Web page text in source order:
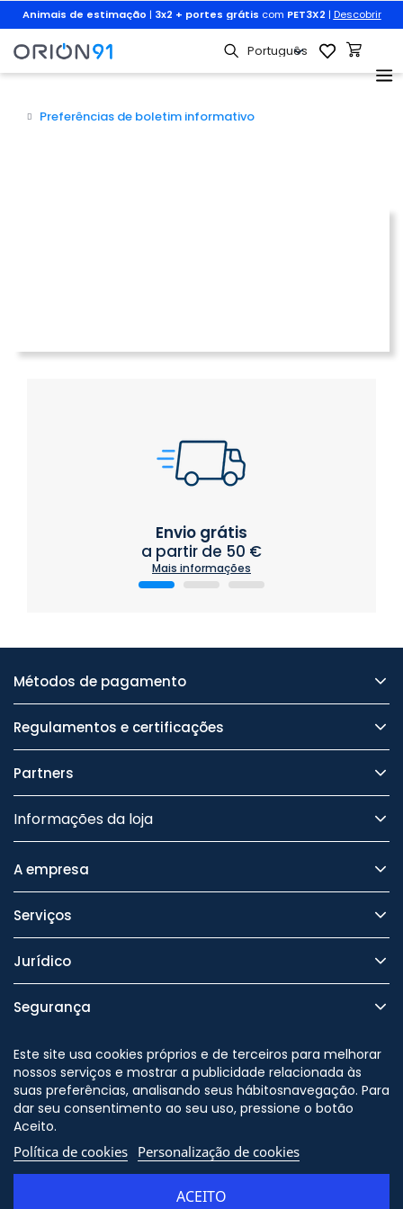
Animais de estimação | 3x2 + portes grátis com PET3X2 | Descobrir
Preferências de boletim informativo
Envio grátis
a partir de 50 €
Mais informações
Métodos de pagamento
Regulamentos e certificações
Partners
Informações da loja
A empresa
Serviços
Jurídico
Segurança
Este site usa cookies próprios e de terceiros para melhorar
nossos serviços e mostrar a publicidade relacionada às
suas preferências, analisando seus hábitosnavegação. Para
dar seu consentimento ao seu uso, pressione o botão
Aceito.
Política de cookies Personalização de cookies
ACEITO
Nos siga no
© Copyright - ORION91 - CIF
B10982650 - Todos os direitos